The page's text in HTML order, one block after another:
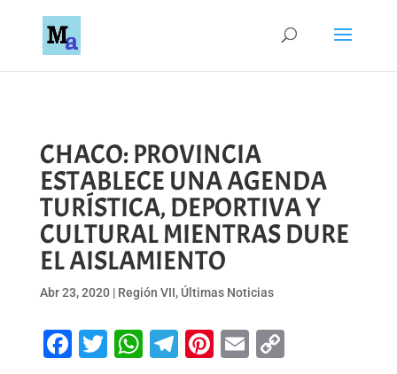
CHACO: PROVINCIA
ESTABLECE UNA AGENDA
TURÍSTICA, DEPORTIVA Y
CULTURAL MIENTRAS DURE
EL AISLAMIENTO
Abr 23, 2020| Región VII, Últimas Noticias
Facebook
Twitter
WhatsApp
Telegram
Pinterest
EmailCopy